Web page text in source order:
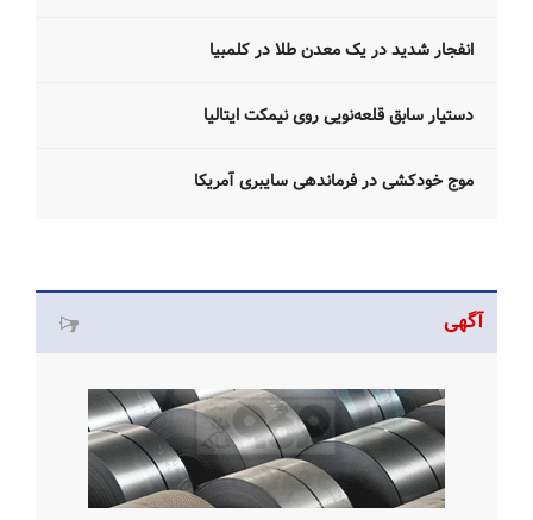
انفجار شدید در یک معدن طلا در کلمبیا
دستیار سابق قلعه‌نویی روی نیمکت ایتالیا
موج خودکشی در فرماندهی سایبری آمریکا
آگهی